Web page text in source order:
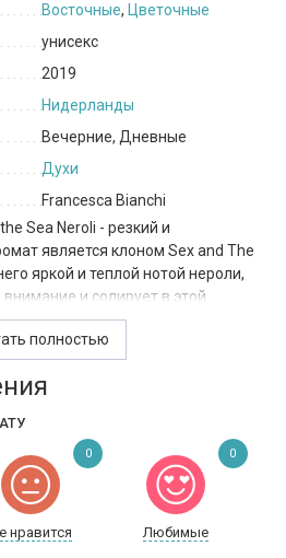
Восточные, Цветочные
унисекс
2019
Нидерланды
Вечерние, Дневные
Духи
Francesca Bianchi
Sea Neroli - резкий и
является клоном Sex and The
яркой и теплой нотой нероли,
и солирует в этой
гипнотический и
сведет с ума всех любителей
версии – кокосовое сердце,
теплой кожи, но на этот раз с
полностью
нравится Любимые
0 0